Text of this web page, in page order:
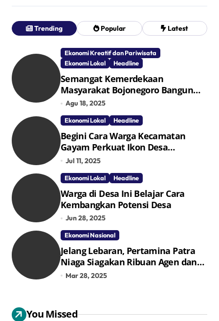
Trending Popular Latest
Ekonomi Kreatif dan Pariwisata
Ekonomi Lokal
Headline
Semangat Kemerdekaan
Masyarakat Bojonegoro Bangun
Desa Mandiri Ekonomi
Agu 18, 2025
Ekonomi Lokal Headline
Begini Cara Warga Kecamatan
Gayam Perkuat Ikon Desa
Penggerak Ekonomi Lokal Melalui
Jul 11, 2025
Ekonomi Lokal Headline
Warga di Desa Ini Belajar Cara
Kembangkan Potensi Desa
Jun 28, 2025
Ekonomi Nasional
Jelang Lebaran, Pertamina Patra
Niaga Siagakan Ribuan Agen dan
Pangkalan LPG 3 Kg
Mar 28, 2025
You Missed